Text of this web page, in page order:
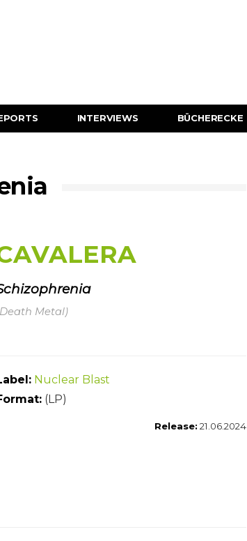
INTERVIEWS BÜCHERECKE
Metal)
Nuclear Blast
(LP)
Release: 21.06.2024